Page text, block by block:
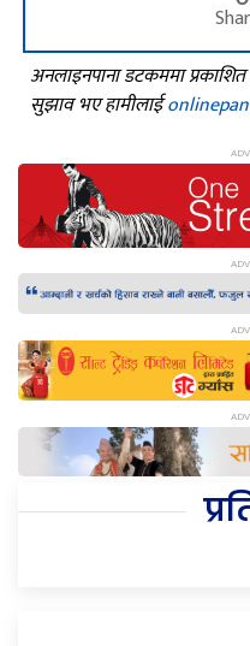
अनलाइनपाना डटकममा
सुझाव भए हामीलाई